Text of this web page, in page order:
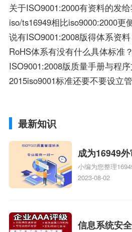
关于ISO9001:2000有资料的发
iso/ts16949相比iso9000:2000更
RoHS体系有没有什么具体标准
ISO9001:2008版质量手册与程序
2015iso9001标准还要不要设立
最新知识
成为16949
16949
小编为您整理
能成为注册的
2023-08-02
信息系统安